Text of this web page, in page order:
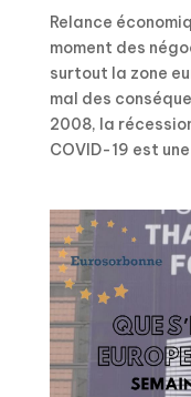
Relance
moment des
surtout la zone
mal des
2008, la
COVID-19 est